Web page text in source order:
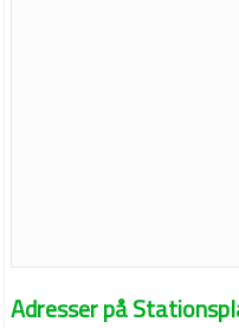
Adresser på